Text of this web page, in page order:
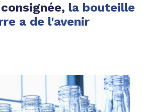
la bouteille
a de l'avenir